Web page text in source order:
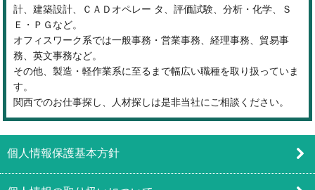
計、建築設計、ＣＡＤオペレー タ、評価試験、分析・化学、Ｓ
Ｅ・ＰＧなど。
オフィスワーク系では一般事務・営業事務、経理事務、貿易事
務、英文事務など。
その他、製造・軽作業系に至るまで幅広い職種を取り扱っていま
す。
関西でのお仕事探し、人材探しは是非当社にご相談ください。
個人情報保護基本方針